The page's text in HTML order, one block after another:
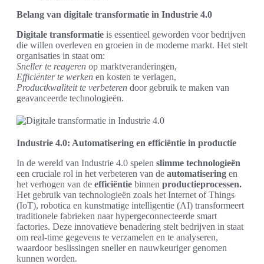
Belang van digitale transformatie in Industrie 4.0
Digitale transformatie is essentieel geworden voor bedrijven
die willen overleven en groeien in de moderne markt. Het stelt
organisaties in staat om:
Sneller te reageren op marktveranderingen,
Efficiënter te werken en kosten te verlagen,
Productkwaliteit te verbeteren door gebruik te maken van
geavanceerde technologieën.
Industrie 4.0: Automatisering en efficiëntie in productie
In de wereld van Industrie 4.0 spelen slimme technologieën
een cruciale rol in het verbeteren van de automatisering en
het verhogen van de efficiëntie binnen productieprocessen.
Het gebruik van technologieën zoals het Internet of Things
(IoT), robotica en kunstmatige intelligentie (AI) transformeert
traditionele fabrieken naar hypergeconnecteerde smart
factories. Deze innovatieve benadering stelt bedrijven in staat
om real-time gegevens te verzamelen en te analyseren,
waardoor beslissingen sneller en nauwkeuriger genomen
kunnen worden.